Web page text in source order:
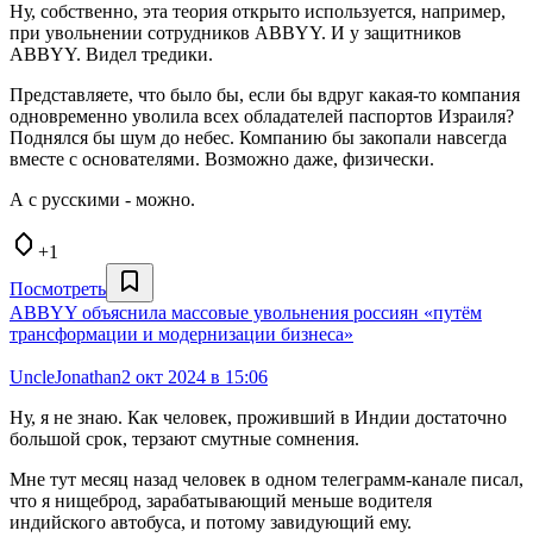
Ну, собственно, эта теория открыто используется, например,
при увольнении сотрудников ABBYY. И у защитников
ABBYY. Видел тредики.
Представляете, что было бы, если бы вдруг какая-то компания
одновременно уволила всех обладателей паспортов Израиля?
Поднялся бы шум до небес. Компанию бы закопали навсегда
вместе с основателями. Возможно даже, физически.
А с русскими - можно.
+1
Посмотреть
ABBYY объяснила массовые увольнения россиян «путём
трансформации и модернизации бизнеса»
UncleJonathan2 окт 2024 в 15:06
Ну, я не знаю. Как человек, проживший в Индии достаточно
большой срок, терзают смутные сомнения.
Мне тут месяц назад человек в одном телеграмм-канале писал,
что я нищеброд, зарабатывающий меньше водителя
индийского автобуса, и потому завидующий ему.